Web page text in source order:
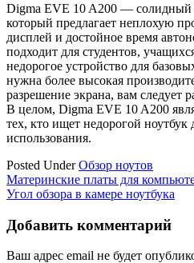
Digma EVE 10 A200 — солидный
который предлагает неплохую
дисплей и достойное время
подходит для студентов,
недорогое устройство для
нужна более высокая
разрешение экрана, вам следует
В целом, Digma EVE 10 A200
тех, кто ищет недорогой ноутбук
использования.
Posted UnderОбзор ноутов
Навигация
по
записям
Материнские платы для
Угол обзора в камере ноутбука
Добавить комментарий
Ваш адрес email не будет